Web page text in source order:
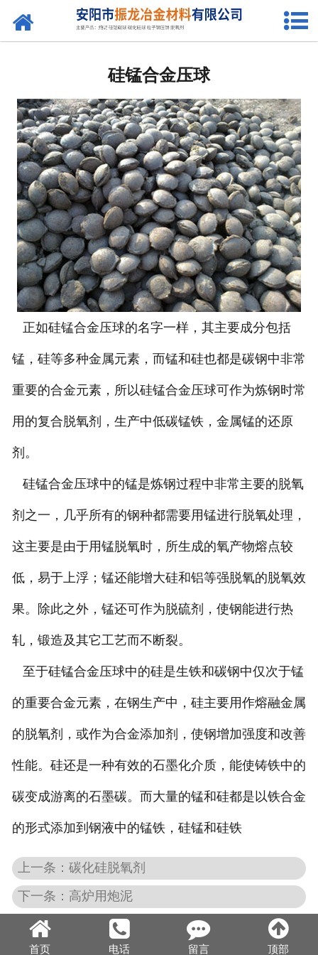
网站首页
硅锰合金球
硅碳球
快干剂
粒子钢压饼
炮泥混合料
炮泥添加剂
无水炮泥
其它产品
硅锰合金压球
正如硅锰合金压球的名字一样，其主要成分包括
锰，硅等多种金属元素，而锰和硅也都是碳钢中非常
重要的合金元素，所以硅锰合金压球可作为炼钢时常
用的复合脱氧剂，生产中低碳锰铁，金属锰的还原
剂。
硅锰合金压球中的锰是炼钢过程中非常主要的脱氧
剂之一，几乎所有的钢种都需要用锰进行脱氧处理，
这主要是由于用锰脱氧时，所生成的氧产物熔点较
低，易于上浮；锰还能增大硅和铝等强脱氧的脱氧效
果。除此之外，锰还可作为脱硫剂，使钢能进行热
轧，锻造及其它工艺而不断裂。
至于硅锰合金压球中的硅是生铁和碳钢中仅次于锰
的重要合金元素，在钢生产中，硅主要用作熔融金属
的脱氧剂，或作为合金添加剂，使钢增加强度和改善
性能。硅还是一种有效的石墨化介质，能使铸铁中的
碳变成游离的石墨碳。而大量的锰和硅都是以铁合金
的形式添加到钢液中的锰铁，硅锰和硅铁
上一条：碳化硅脱氧剂
下一条：高炉用炮泥
首页 电话 留言 顶部